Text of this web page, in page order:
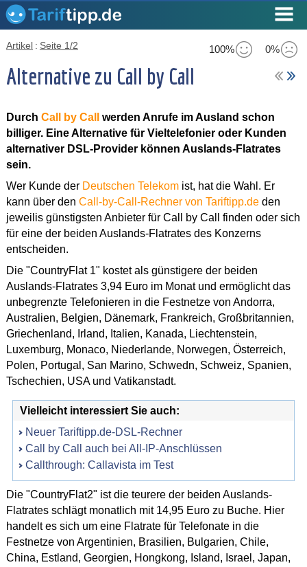
100% 0%
Artikel : Seite 1/2
Alternative zu Call by Call
Durch Call by Call
werden Anrufe im Ausland schon
billiger. Eine Alternative für Vieltelefonier oder Kunden
alternativer DSL-Provider können Auslands-Flatrates
sein.
Wer Kunde der Deutschen Telekomist, hat die Wahl. Er
kann über den Call-by-Call-Rechner von Tariftipp.deden
jeweilis günstigsten Anbieter für Call by Call finden oder sich
für eine der beiden Auslands-Flatrates des Konzerns
entscheiden.
Die "CountryFlat 1" kostet als günstigere der beiden
Auslands-Flatrates 3,94 Euro im Monat und ermöglicht das
unbegrenzte Telefonieren in die Festnetze von Andorra,
Australien, Belgien, Dänemark, Frankreich, Großbritannien,
Griechenland, Irland, Italien, Kanada, Liechtenstein,
Luxemburg, Monaco, Niederlande, Norwegen, Österreich,
Polen, Portugal, San Marino, Schwedn, Schweiz, Spanien,
Tschechien, USA und Vatikanstadt.
Vielleicht interessiert Sie auch:
Neuer Tariftipp.de-DSL-Rechner
Call by Call auch bei All-IP-Anschlüssen
Callthrough: Callavista im Test
Die "CountryFlat2" ist die teurere der beiden Auslands-
Flatrates schlägt monatlich mit 14,95 Euro zu Buche. Hier
handelt es sich um eine Flatrate für Telefonate in die
Festnetze von Argentinien, Brasilien, Bulgarien, Chile,
China, Estland, Georgien, Hongkong, Island, Israel, Japan,